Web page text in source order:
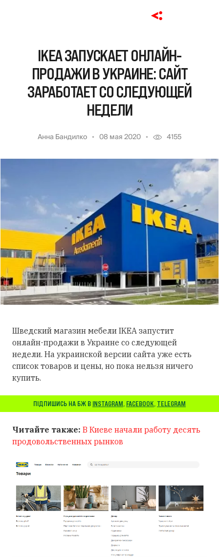
IKEA ЗАПУСКАЕТ ОНЛАЙН-
ПРОДАЖИ В УКРАИНЕ: САЙТ
ЗАРАБОТАЕТ СО СЛЕДУЮЩЕЙ
НЕДЕЛИ
Анна Бандилко 08 мая 2020 4155
Шведский магазин мебели IKEA запустит
онлайн-продажи в Украине со следующей
недели. На украинской версии сайта уже есть
список товаров и цены, но пока нельзя ничего
купить.
ПІДПИШИСЬ НА БЖ В INSTAGRAM, FACEBOOK, TELEGRAM
Читайте также: В Киеве начали работу десять
продовольственных рынков